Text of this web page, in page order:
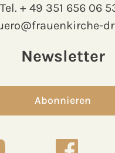
Tel. + 49 351 656 06
Newsletter
Abonnieren